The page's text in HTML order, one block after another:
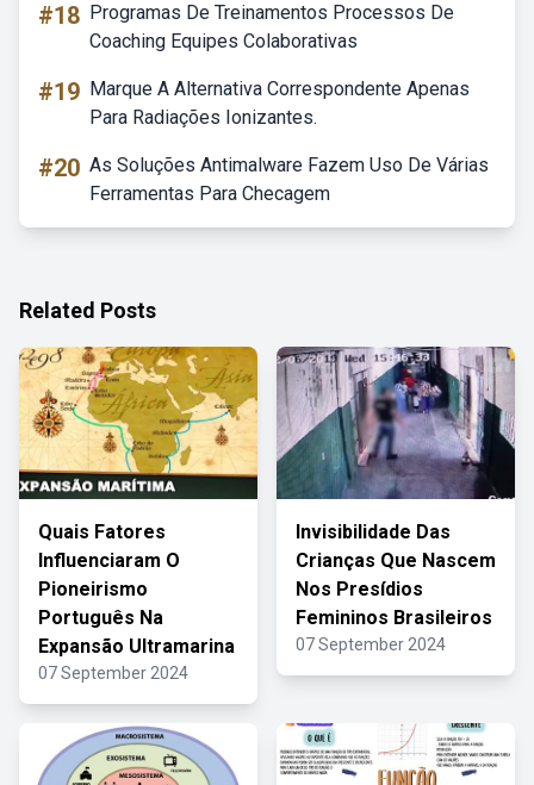
#18 Programas De Treinamentos Processos De
Coaching Equipes Colaborativas
#19 Marque A Alternativa Correspondente Apenas
Para Radiações Ionizantes.
#20 As Soluções Antimalware Fazem Uso De Várias
Ferramentas Para Checagem
Related Posts
Quais Fatores
Influenciaram O
Pioneirismo
Português Na
Expansão Ultramarina
07 September 2024
Invisibilidade Das
Crianças Que Nascem
Nos Presídios
Femininos Brasileiros
07 September 2024